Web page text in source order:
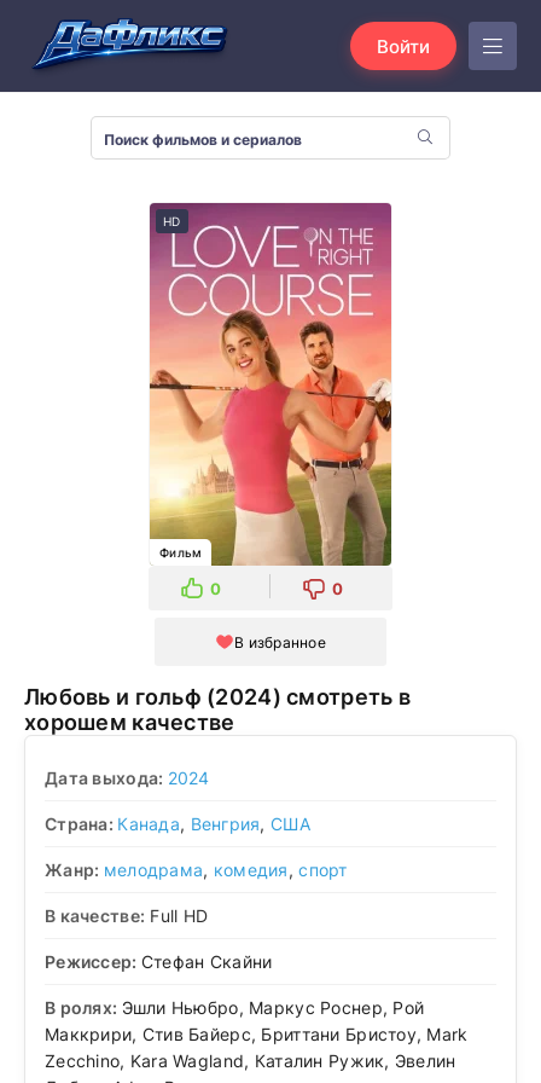
Войти
HD
Фильм
0 0
В избранное
Любовь и гольф (2024) смотреть в
хорошем качестве
Дата выхода: 2024
Страна: Канада, Венгрия,США
Жанр: мелодрама, комедия,спорт
В качестве: Full HD
Режиссер: Стефан Скайни
В ролях: Эшли Ньюбро, Маркус Роснер, Рой
Маккрири, Стив Байерс, Бриттани Бристоу, Mark
Zecchino, Kara Wagland, Каталин Ружик, Эвелин